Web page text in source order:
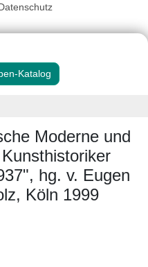
Katalog
Moderne und
hg. v. Eugen
Köln 1999